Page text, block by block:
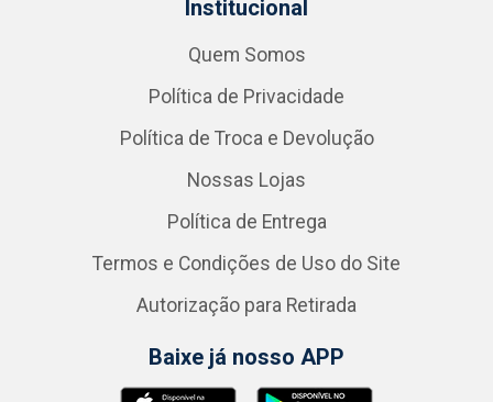
Institucional
Quem Somos
Política de Privacidade
Política de Troca e Devolução
Nossas Lojas
Política de Entrega
Termos e Condições de Uso do Site
Autorização para Retirada
Baixe já nosso APP